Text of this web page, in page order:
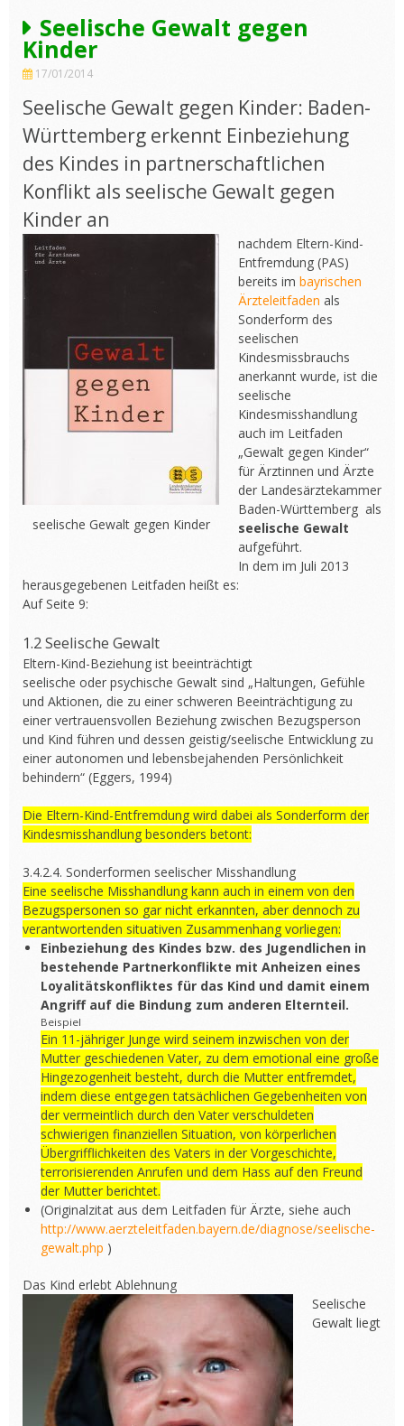
Seelische Gewalt gegen
Kinder
17/01/2014
Seelische Gewalt gegen Kinder: Baden-
Württemberg erkennt Einbeziehung
des Kindes in partnerschaftlichen
Konflikt als seelische Gewalt gegen
Kinder an
seelische Gewalt gegen Kinder
nachdem Eltern-Kind-
Entfremdung (PAS)
bereits im bayrischen
Ärzteleitfaden als
Sonderform des
seelischen
Kindesmissbrauchs
anerkannt wurde, ist die
seelische
Kindesmisshandlung
auch im Leitfaden
„Gewalt gegen Kinder“
für Ärztinnen und Ärzte
der Landesärztekammer
Baden-Württemberg als
seelische Gewalt
aufgeführt.
In dem im Juli 2013
herausgegebenen Leitfaden heißt es:
Auf Seite 9:
1.2 Seelische Gewalt
Eltern-Kind-Beziehung ist beeinträchtigt
seelische oder psychische Gewalt sind „Haltungen, Gefühle
und Aktionen, die zu einer schweren Beeinträchtigung zu
einer vertrauensvollen Beziehung zwischen Bezugsperson
und Kind führen und dessen geistig/seelische Entwicklung zu
einer autonomen und lebensbejahenden Persönlichkeit
behindern“ (Eggers, 1994)
Die Eltern-Kind-Entfremdung wird dabei als Sonderform der
Kindesmisshandlung besonders betont:
3.4.2.4. Sonderformen seelischer Misshandlung
Eine seelische Misshandlung kann auch in einem von den
Bezugspersonen so gar nicht erkannten, aber dennoch zu
verantwortenden situativen Zusammenhang vorliegen:
Einbeziehung des Kindes bzw. des Jugendlichen in
bestehende Partnerkonflikte mit Anheizen eines
Loyalitätskonfliktes für das Kind und damit einem
Angriff auf die Bindung zum anderen Elternteil.
Beispiel
Ein 11-jähriger Junge wird seinem inzwischen von der
Mutter geschiedenen Vater, zu dem emotional eine große
Hingezogenheit besteht, durch die Mutter entfremdet,
indem diese entgegen tatsächlichen Gegebenheiten von
der vermeintlich durch den Vater verschuldeten
schwierigen finanziellen Situation, von körperlichen
Übergrifflichkeiten des Vaters in der Vorgeschichte,
terrorisierenden Anrufen und dem Hass auf den Freund
der Mutter berichtet.
(Originalzitat aus dem Leitfaden für Ärzte, siehe auch
http://www.aerzteleitfaden.bayern.de/diagnose/seelische-
gewalt.php )
Das Kind erlebt Ablehnung
Seelische
Gewalt liegt